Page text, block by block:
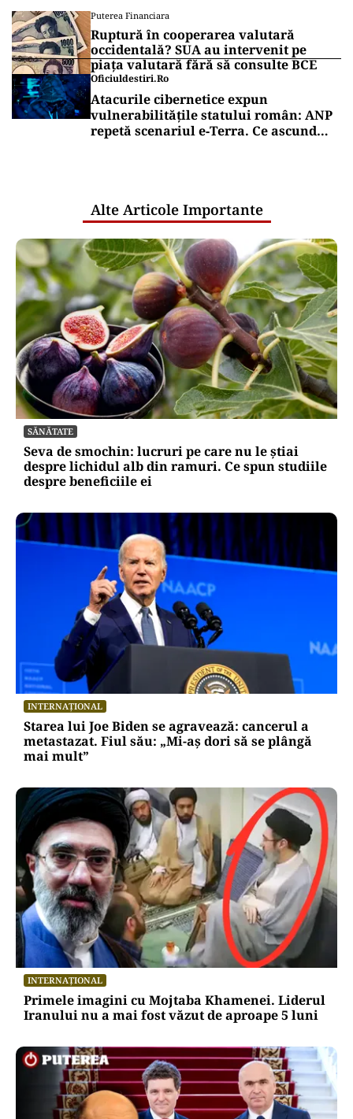
Puterea Financiara
Ruptură în cooperarea valutară
occidentală? SUA au intervenit pe
piața valutară fără să consulte BCE
Oficiuldestiri.ro
Atacurile cibernetice expun
vulnerabilitățile statului român: ANP
repetă scenariul e‑Terra. Ce ascund
Alte Articole Importante
SĂNĂTATE
Seva de smochin: lucruri pe care nu le știai
despre lichidul alb din ramuri. Ce spun studiile
despre beneficiile ei
INTERNAȚIONAL
Starea lui Joe Biden se agravează: cancerul a
metastazat. Fiul său: „Mi-aș dori să se plângă
mai mult”
INTERNAȚIONAL
Primele imagini cu Mojtaba Khamenei. Liderul
Iranului nu a mai fost văzut de aproape 5 luni